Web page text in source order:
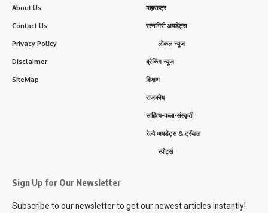
About Us
Contact Us
Privacy Policy
Disclaimer
SiteMap
महाराष्ट्र
रत्नागिरी अपडेट्स
लोकल न्यूज
ब्रेकिंग न्यूज
शिक्षण
राजकीय
साहित्य-कला-संस्कृती
रेल्वे अपडेट्स & ट्रॅव्हल
स्पोर्ट्स
Sign Up for Our Newsletter
Subscribe to our newsletter to get our newest articles instantly!